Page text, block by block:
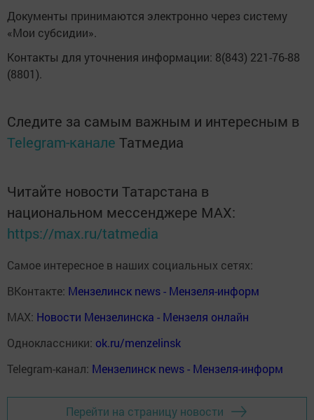
Документы принимаются электронно через систему
«Мои субсидии».
Контакты для уточнения информации: 8(843) 221-76-88
(8801).
Следите за самым важным и интересным в
Telegram-канале Татмедиа
Читайте новости Татарстана в
национальном мессенджере MАХ:
https://max.ru/tatmedia
Самое интересное в наших социальных сетях:
ВКонтакте: Мензелинск news - Мензеля-информ
MAX: Новости Мензелинска - Мензеля онлайн
Одноклассники: ok.ru/menzelinsk
Telegram-канал: Мензелинск news - Мензеля-информ
Перейти на страницу новости